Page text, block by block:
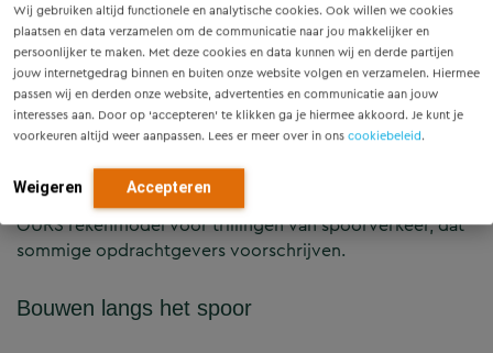
Wij gebruiken altijd functionele en analytische cookies. Ook willen we cookies
plaatsen en data verzamelen om de communicatie naar jou makkelijker en
persoonlijker te maken. Met deze cookies en data kunnen wij en derde partijen
jouw internetgedrag binnen en buiten onze website volgen en verzamelen. Hiermee
passen wij en derden onze website, advertenties en communicatie aan jouw
interesses aan. Door op ‘accepteren’ te klikken ga je hiermee akkoord. Je kunt je
voorkeuren altijd weer aanpassen. Lees er meer over in ons cookiebeleid.
Weigeren Accepteren
Specialisten uit verschillende werkvelden zorgen samen
voor passende oplossingen. Met onze uitgebreide
expertise op het gebied van (spoor)constructies, het
dynamisch gedrag van de bodem en gebouwen
adviseren we over een breed scala aan maatregelen om
trillingen te beperken. Daarbij kiezen we steeds de meest
geschikte rekenmodellen en metingen: van eenvoudig
tot zeer geavanceerd. We zijn ook thuis in het RIVM
OURS rekenmodel voor trillingen van spoorverkeer, dat
sommige opdrachtgevers voorschrijven.
Bouwen langs het spoor